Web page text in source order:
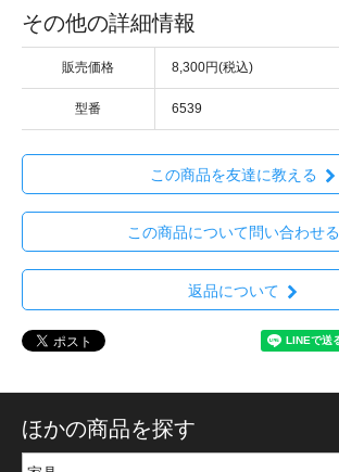
その他の詳細情報
販売価格 8,300円(税込)
型番 6539
この商品を友達に教える
この商品について問い合わせる
返品について
ほかの商品を探す